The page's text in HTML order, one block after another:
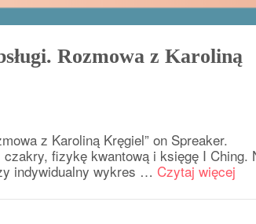
Rozmowa z Karoliną
z Karoliną Kręgiel” on Spreaker.
fizykę kwantową i księgę I Ching.
indywidualny wykres … Czytaj więcej